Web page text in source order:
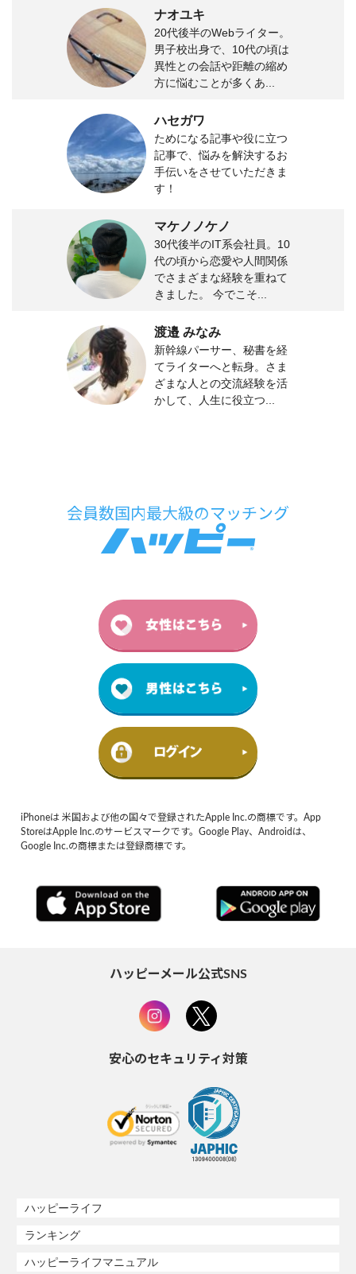
ナオユキ
20代後半のWebライター。
男子校出身で、10代の頃は
異性との会話や距離の縮め
方に悩むことが多くあ...
ハセガワ
ためになる記事や役に立つ
記事で、悩みを解決するお
手伝いをさせていただきま
す！
マケノノケノ
30代後半のIT系会社員。10
代の頃から恋愛や人間関係
でさまざまな経験を重ねて
きました。 今でこそ...
渡邉 みなみ
新幹線パーサー、秘書を経
てライターへと転身。さま
ざまな人との交流経験を活
かして、人生に役立つ...
iPhoneは 米国および他の国々で登録されたApple Inc.の商標です。App
StoreはApple Inc.のサービスマークです。Google Play、Androidは、
Google Inc.の商標または登録商標です。
ハッピーメール公式SNS
安心のセキュリティ対策
ハッピーライフ
ランキング
ハッピーライフマニュアル